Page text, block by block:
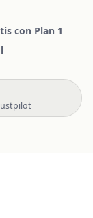
con Plan 1